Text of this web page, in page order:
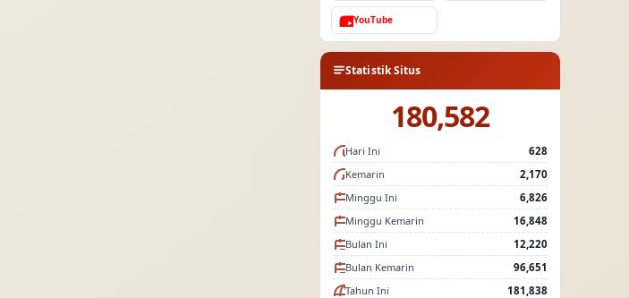
YouTube
Statistik Situs
180,582
Hari Ini
628
Kemarin
2,170
Minggu Ini
6,826
Minggu Kemarin
16,848
Bulan Ini
12,220
Bulan Kemarin
96,651
Tahun Ini
181,838